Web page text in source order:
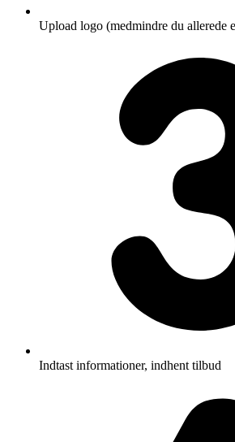
Upload logo (medmindre du allerede
Indtast informationer, indhent tilbud